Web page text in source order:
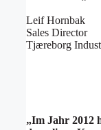
Leif Hornbak
Sales Director
Tjæreborg
„Im Jahr 2012